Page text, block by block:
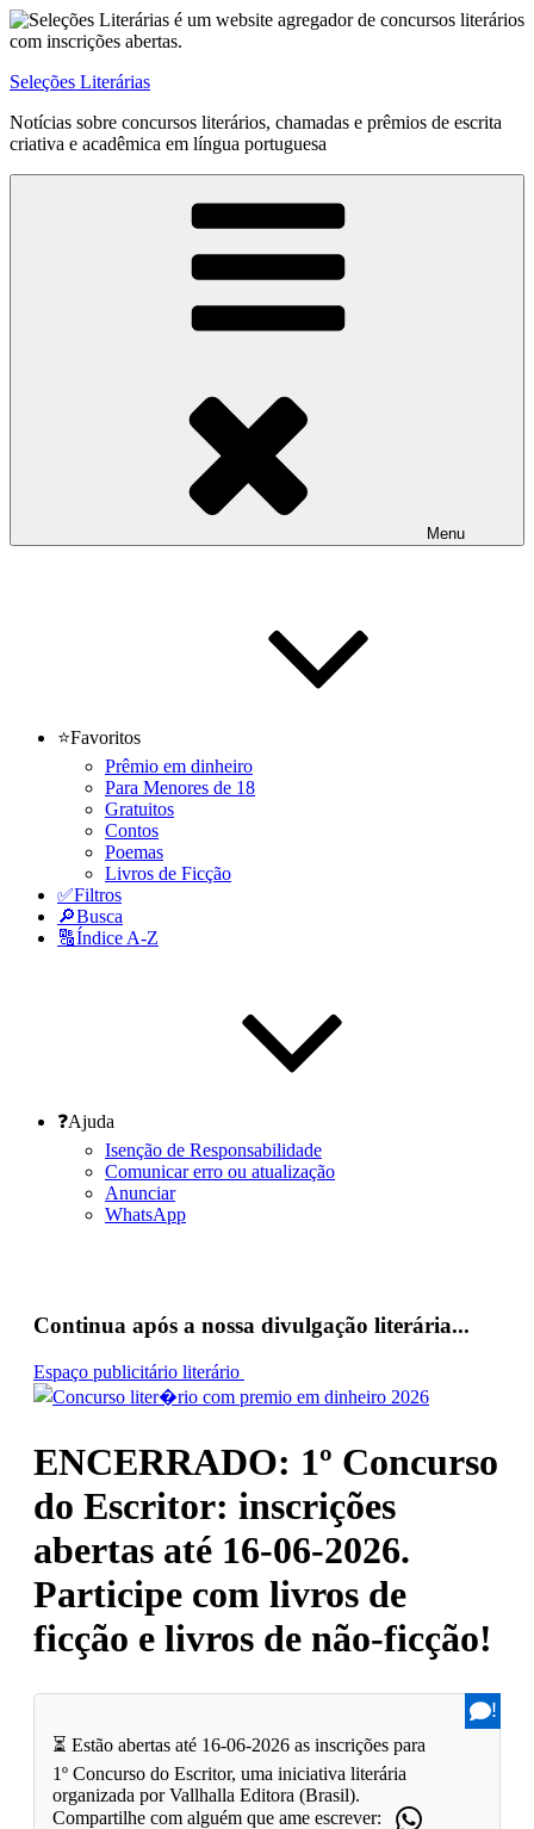
Pular
para
conteúdo
Seleções Literárias
Notícias sobre concursos literários, chamadas e prêmios de escrita
criativa e acadêmica em língua portuguesa
Menu
⭐Favoritos
Prêmio em dinheiro
Para Menores de 18
Gratuitos
Contos
Poemas
Livros de Ficção
✅Filtros
🔎Busca
🔠Índice A-Z
❓Ajuda
Isenção de Responsabilidade
Comunicar erro ou atualização
Anunciar
WhatsApp
Continua após a nossa divulgação literária...
Espaço publicitário literário
ENCERRADO: 1º Concurso
do Escritor: inscrições
abertas até 16-06-2026.
Participe com livros de
ficção e livros de não-ficção!
!
⏳ Estão abertas até 16-06-2026 as inscrições para
1º Concurso do Escritor, uma iniciativa literária
organizada por Vallhalla Editora (Brasil).
Compartilhe com alguém que ame escrever: